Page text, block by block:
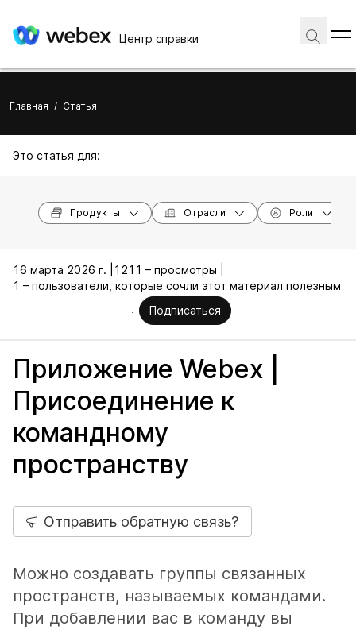
Центр справки
Главная / Статья
Это статья для:
Продукты Отрасли Роли
16 марта 2026 г. |
1211 – просмотры |
1 – пользователи, которые сочли этот материал полезным
Подписаться
Приложение Webex |
Присоединение к
командному
пространству
Отправить обратную связь?
Можно создавать группы связанных
пространств, называемых командами.
При добавлении вас в команду вы